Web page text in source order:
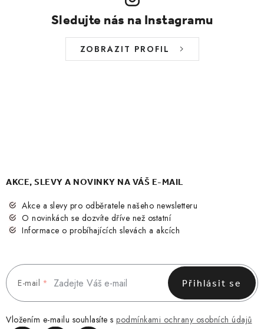
Sledujte nás na Instagramu
ZOBRAZIT PROFIL
AKCE, SLEVY A NOVINKY NA VÁŠ E-MAIL
Akce a slevy pro odběratele našeho newsletteru
O novinkách se dozvíte dříve než ostatní
Informace o probíhajících slevách a akcích
E-mail
Vložením e-mailu souhlasíte s podmínkami ochrany osobních údajů
Přihlásit se